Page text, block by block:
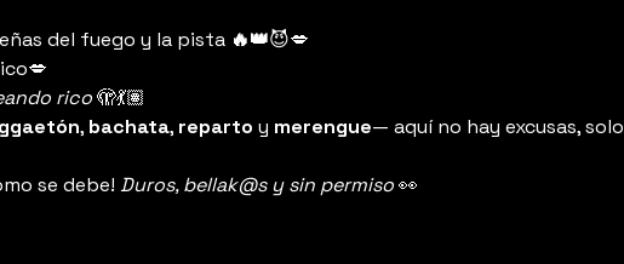
del fuego y la pista 🔥👑😈💋
rico 🫣💃🏽
, bachata, reparto y merengue— aquí no hay excusas, solo
se debe! Duros, bellak@s y sin permiso 👀